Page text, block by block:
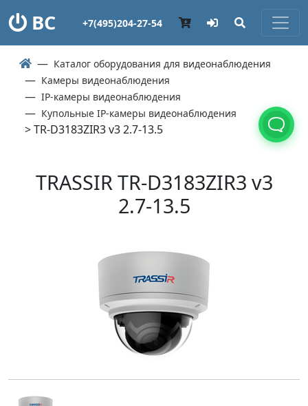
ВС +7(495)204-27-54
Каталог оборудования для видеонаблюдения
Камеры видеонаблюдения
IP-камеры видеонаблюдения
Купольные IP-камеры видеонаблюдения
> TR-D3183ZIR3 v3 2.7-13.5
TRASSIR TR-D3183ZIR3 v3
2.7-13.5